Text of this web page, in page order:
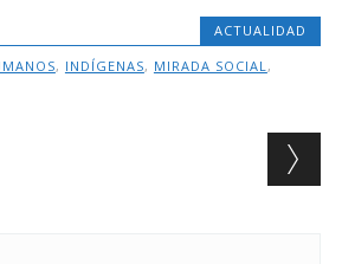
ACTUALIDAD
, INDÍGENAS, MIRADA SOCIAL,